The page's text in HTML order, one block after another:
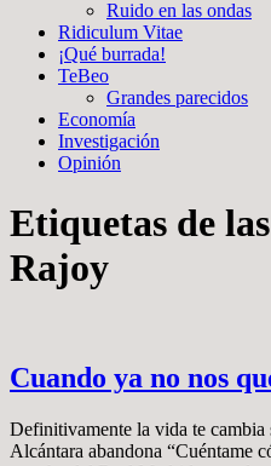
Ruido en las ondas
Ridiculum Vitae
¡Qué burrada!
TeBeo
Grandes parecidos
Economía
Investigación
Opinión
Etiquetas de
Rajoy
Cuando ya no nos
Definitivamente la vida te
Alcántara abandona “Cuéntame